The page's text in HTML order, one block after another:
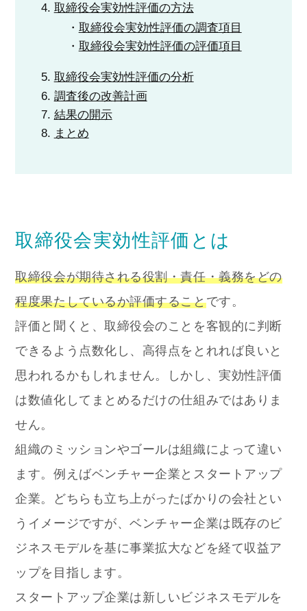
取締役会実効性評価の方法
取締役会実効性評価の調査項目
取締役会実効性評価の評価項目
取締役会実効性評価の分析
調査後の改善計画
結果の開示
まとめ
取締役会実効性評価とは
取締役会が期待される役割・責任・義務をどの
程度果たしているか評価することです。
評価と聞くと、取締役会のことを客観的に判断
できるよう点数化し、高得点をとれれば良いと
思われるかもしれません。しかし、実効性評価
は数値化してまとめるだけの仕組みではありま
せん。
組織のミッションやゴールは組織によって違い
ます。例えばベンチャー企業とスタートアップ
企業。どちらも立ち上がったばかりの会社とい
うイメージですが、ベンチャー企業は既存のビ
ジネスモデルを基に事業拡大などを経て収益ア
ップを目指します。
スタートアップ企業は新しいビジネスモデルを